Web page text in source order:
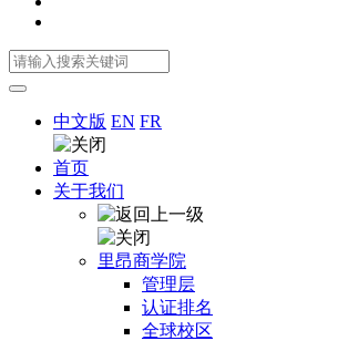
中文版 EN FR
首页
关于我们
里昂商学院
管理层
认证排名
全球校区